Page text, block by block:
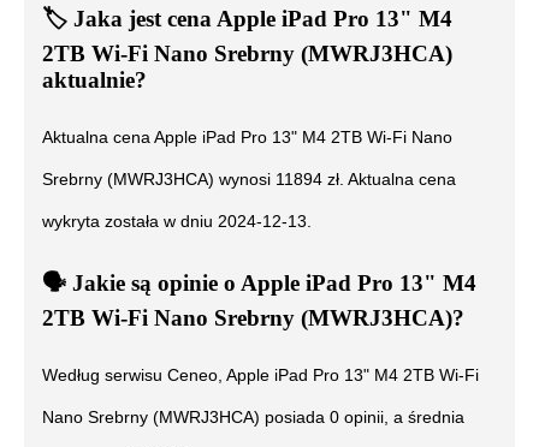
🏷️ Jaka jest cena Apple iPad Pro 13" M4
2TB Wi-Fi Nano Srebrny (MWRJ3HCA)
aktualnie?
Aktualna cena Apple iPad Pro 13" M4 2TB Wi-Fi Nano
Srebrny (MWRJ3HCA) wynosi 11894 zł. Aktualna cena
wykryta została w dniu 2024-12-13
🗣️ ️ Jakie są opinie o Apple iPad Pro 13" M4
2TB Wi-Fi Nano Srebrny (MWRJ3HCA)?
Według serwisu Ceneo, Apple iPad Pro 13" M4 2TB Wi-Fi
Nano Srebrny (MWRJ3HCA) posiada 0 opinii, a średnia